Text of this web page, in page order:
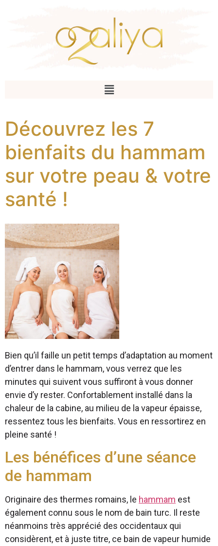
Découvrez les 7
bienfaits du hammam
sur votre peau & votre
santé !
Bien qu’il faille un petit temps d’adaptation au moment
d’entrer dans le hammam, vous verrez que les
minutes qui suivent vous suffiront à vous donner
envie d’y rester. Confortablement installé dans la
chaleur de la cabine, au milieu de la vapeur épaisse,
ressentez tous les bienfaits. Vous en ressortirez en
pleine santé !
Les bénéfices d’une séance
de hammam
Originaire des thermes romains, le hammam est
également connu sous le nom de bain turc. Il reste
néanmoins très apprécié des occidentaux qui
considèrent, et à juste titre, ce bain de vapeur humide